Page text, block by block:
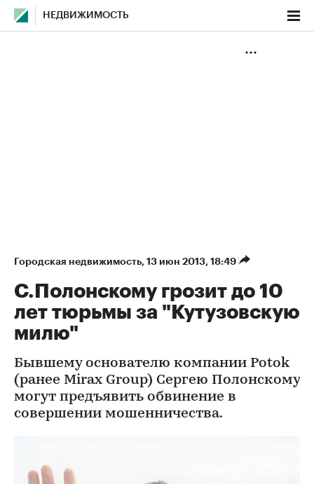
НЕДВИЖИМОСТЬ
Городская недвижимость⁠, 13 июн 2013, 18:49
С.Полонскому грозит до 10
лет тюрьмы за "Кутузовскую
милю"
Бывшему основателю компании Potok
(ранее Mirax Group) Сергею Полонскому
могут предъявить обвинение в
совершении мошенничества.